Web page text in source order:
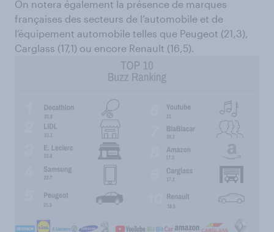
On notera également la présence de marques
françaises des secteurs de l’automobile et de
l’équipement automobile telles que Peugeot (21,3),
Carglass (17,1) ou encore Renault (16,5).